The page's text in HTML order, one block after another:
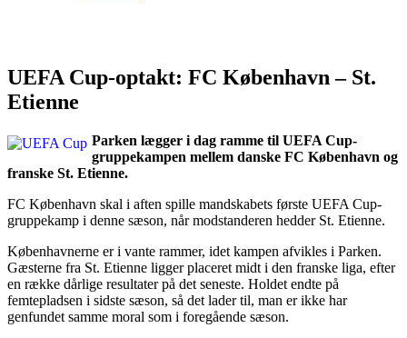
UEFA Cup-optakt: FC København – St.
Etienne
Parken lægger i dag ramme til UEFA Cup-
gruppekampen mellem danske FC København og
franske St. Etienne.
FC København skal i aften spille mandskabets første UEFA Cup-
gruppekamp i denne sæson, når modstanderen hedder St. Etienne.
Københavnerne er i vante rammer, idet kampen afvikles i Parken.
Gæsterne fra St. Etienne ligger placeret midt i den franske liga, efter
en række dårlige resultater på det seneste. Holdet endte på
femtepladsen i sidste sæson, så det lader til, man er ikke har
genfundet samme moral som i foregående sæson.